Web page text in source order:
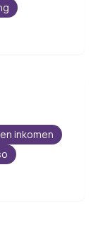
inkomen